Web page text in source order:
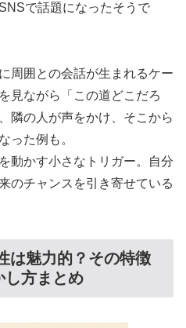
で話題になったそうで
周囲との会話が生まれるケー
見ながら「この道どこだろ
隣の人が声をかけ、そこから
った例も。
動かす小さなトリガー。自分
のチャンスを引き寄せている
は魅力的？その特徴
し方まとめ